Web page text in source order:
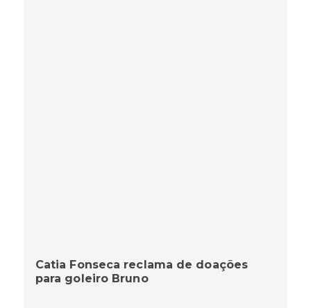
Catia Fonseca reclama de doações
para goleiro Bruno